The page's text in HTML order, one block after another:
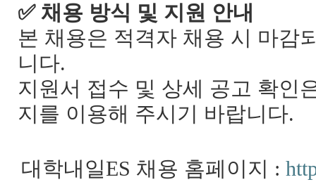
✅ 채용 방식 및 지원 안내
본 채용은 적격자 채용 시 마감
니다.
지원서 접수 및 상세 공고 확인
지를 이용해 주시기 바랍니다.
대학내일ES 채용 홈페이지 :